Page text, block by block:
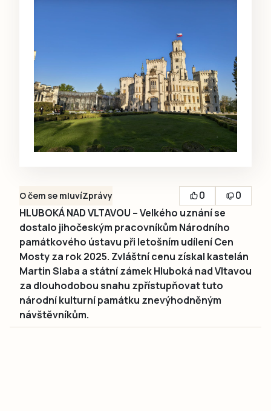
O čem se mluvíZprávy 0
0
HLUBOKÁ NAD VLTAVOU – Velkého uznání se
dostalo jihočeským pracovníkům Národního
památkového ústavu při letošním udílení Cen
Mosty za rok 2025. Zvláštní cenu získal kastelán
Martin Slaba a státní zámek Hluboká nad Vltavou
za dlouhodobou snahu zpřístupňovat tuto
národní kulturní památku znevýhodněným
návštěvníkům.